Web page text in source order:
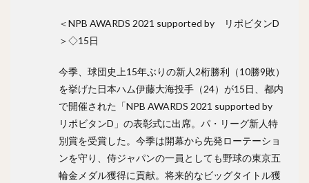
＜NPB AWARDS 2021 supported by リポビタンD
＞◇15日
今季、球団史上15年ぶりの新人2桁勝利（10勝9敗）
を挙げた日本ハム伊藤大海投手（24）が15日、都内
で開催された「NPB AWARDS 2021 supported by
リポビタンD」の表彰式に出席。パ・リーグ新人特
別賞を受賞した。今季は開幕から先発ローテーショ
ンを守り、侍ジャパンの一員としても野球の東京五
輪金メダル獲得に貢献。将来的なビッグタイトル獲